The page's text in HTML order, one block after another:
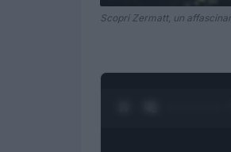
Scopri Zermatt, un